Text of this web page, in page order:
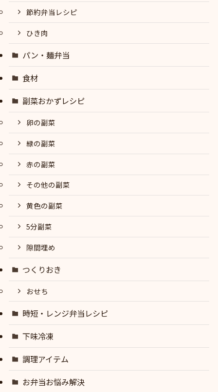
節約弁当レシピ
ひき肉
パン・麺弁当
食材
副菜おかずレシピ
卵の副菜
緑の副菜
赤の副菜
その他の副菜
黄色の副菜
5分副菜
隙間埋め
つくりおき
おせち
時短・レンジ弁当レシピ
下味冷凍
調理アイテム
お弁当お悩み解決